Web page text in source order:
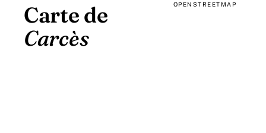
Carte de
Carcès
OPENSTREETMAP